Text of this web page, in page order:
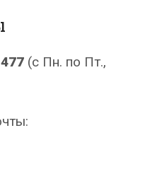
(с Пн. по Пт.,